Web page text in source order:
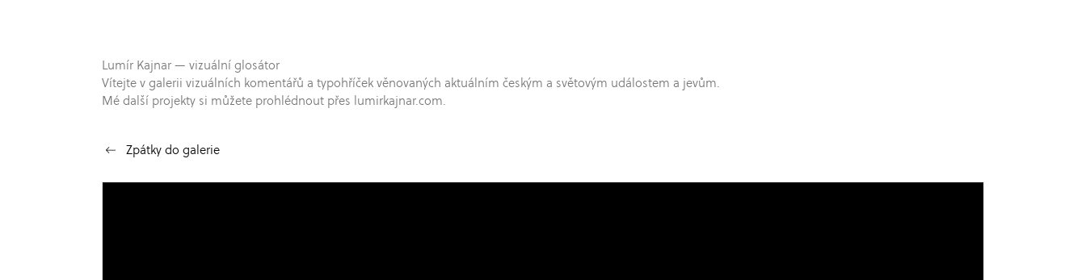
Lumír Kajnar — vizuální glosátor
Vítejte v galerii vizuálních komentářů a typohříček věnovaných aktuálním českým a světovým událostem a jevům.
Mé další projekty si můžete prohlédnout přes lumirkajnar.com.
Zpátky do galerie